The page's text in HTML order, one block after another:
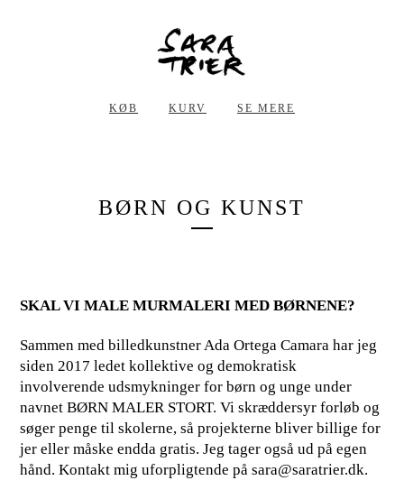
KØB KURV SE MERE
BØRN OG KUNST
SKAL VI MALE MURMALERI MED BØRNENE?
Sammen med billedkunstner Ada Ortega Camara har jeg
siden 2017 ledet kollektive og demokratisk
involverende udsmykninger for børn og unge under
navnet BØRN MALER STORT. Vi skræddersyr forløb og
søger penge til skolerne, så projekterne bliver billige for
jer eller måske endda gratis. Jeg tager også ud på egen
hånd. Kontakt mig uforpligtende påsara@saratrier.dk.